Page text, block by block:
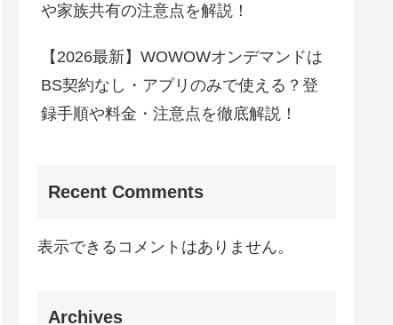
や家族共有の注意点を解説！
【2026最新】WOWOWオンデマンドは
BS契約なし・アプリのみで使える？登
録手順や料金・注意点を徹底解説！
Recent Comments
表示できるコメントはありません。
Archives